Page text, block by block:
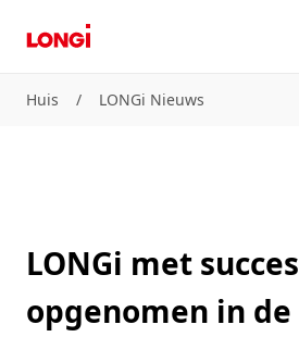
Huis / LONGi Nieuws
LONGi met succes
opgenomen in de